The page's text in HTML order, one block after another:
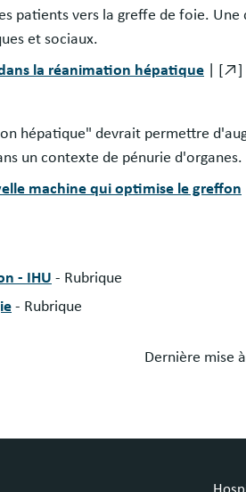
patients vers la greffe de foie. Une
et sociaux.
la réanimation hépatique | [↗]
hépatique" devrait permettre
un contexte de pénurie d'organes.
machine qui optimise le greffon
- IHU - Rubrique
- Rubrique
Dernière mise